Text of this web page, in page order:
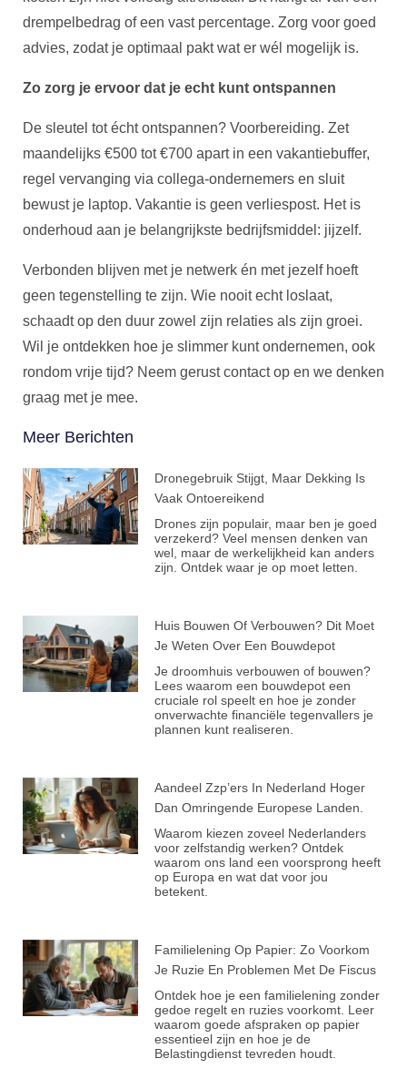
drempelbedrag of een vast percentage. Zorg voor goed
advies, zodat je optimaal pakt wat er wél mogelijk is.
Zo zorg je ervoor dat je echt kunt ontspannen
De sleutel tot écht ontspannen? Voorbereiding. Zet
maandelijks €500 tot €700 apart in een vakantiebuffer,
regel vervanging via collega-ondernemers en sluit
bewust je laptop. Vakantie is geen verliespost. Het is
onderhoud aan je belangrijkste bedrijfsmiddel: jijzelf.
Verbonden blijven met je netwerk én met jezelf hoeft
geen tegenstelling te zijn. Wie nooit echt loslaat,
schaadt op den duur zowel zijn relaties als zijn groei.
Wil je ontdekken hoe je slimmer kunt ondernemen, ook
rondom vrije tijd? Neem gerust contact op en we denken
graag met je mee.
Meer Berichten
Dronegebruik Stijgt, Maar Dekking Is
Vaak Ontoereikend
Drones zijn populair, maar ben je goed
verzekerd? Veel mensen denken van
wel, maar de werkelijkheid kan anders
zijn. Ontdek waar je op moet letten.
Huis Bouwen Of Verbouwen? Dit Moet
Je Weten Over Een Bouwdepot
Je droomhuis verbouwen of bouwen?
Lees waarom een bouwdepot een
cruciale rol speelt en hoe je zonder
onverwachte financiële tegenvallers je
plannen kunt realiseren.
Aandeel Zzp’ers In Nederland Hoger
Dan Omringende Europese Landen.
Waarom kiezen zoveel Nederlanders
voor zelfstandig werken? Ontdek
waarom ons land een voorsprong heeft
op Europa en wat dat voor jou
betekent.
Familielening Op Papier: Zo Voorkom
Je Ruzie En Problemen Met De Fiscus
Ontdek hoe je een familielening zonder
gedoe regelt en ruzies voorkomt. Leer
waarom goede afspraken op papier
essentieel zijn en hoe je de
Belastingdienst tevreden houdt.